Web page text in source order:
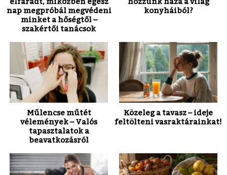
nap megpróbál megvédeni
minket a hőségtől –
szakértői tanácsok
konyháiból?
Műlencse műtét
vélemények – Valós
tapasztalatok a
beavatkozásról
Közeleg a tavasz – ideje
feltölteni vasraktárainkat!